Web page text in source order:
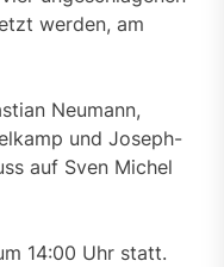
werden, am
Neumann,
und Joseph-
auf Sven Michel
14:00 Uhr statt.